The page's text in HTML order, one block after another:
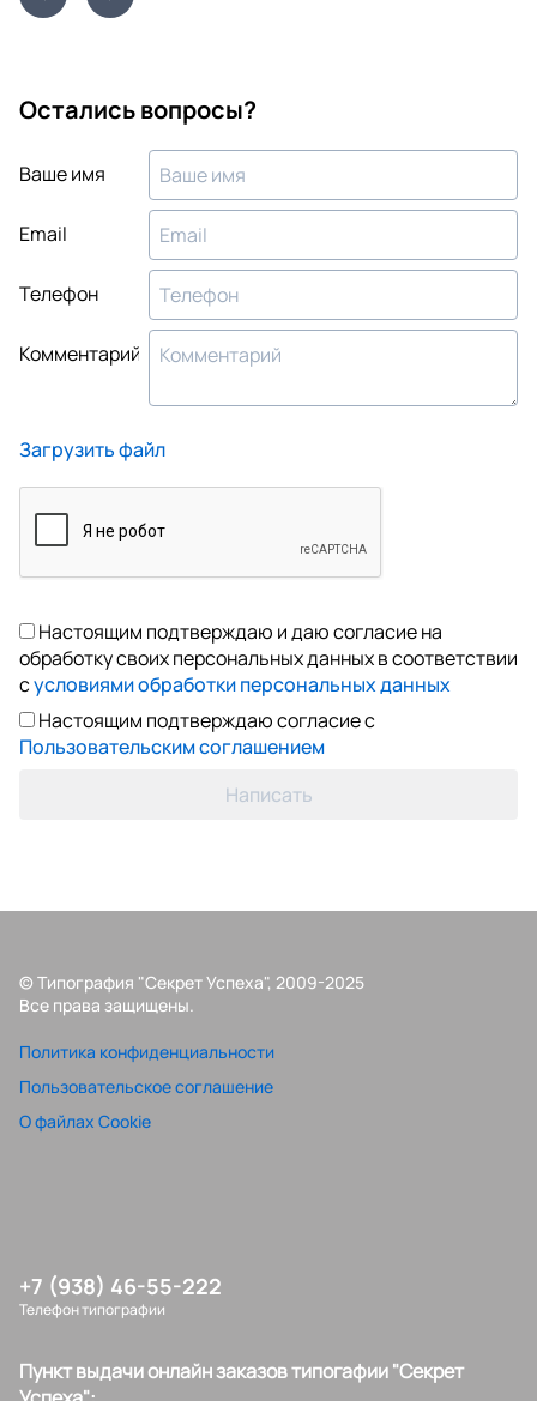
Остались вопросы?
Ваше имя
Email
Телефон
Комментарий
Загрузить файл
Настоящим подтверждаю и даю согласие на
обработку своих персональных данных в соответствии
сусловиями обработки персональных данных
Настоящим подтверждаю согласие с
Пользовательским соглашением
Написать
© Типография "Секрет Успеха", 2009-2025
Все права защищены.
Политика конфиденциальности
Пользовательское соглашение
О файлах Cookie
+7 (938) 46-55-222
Телефон типографии
Пункт выдачи онлайн заказов типогафии "Секрет